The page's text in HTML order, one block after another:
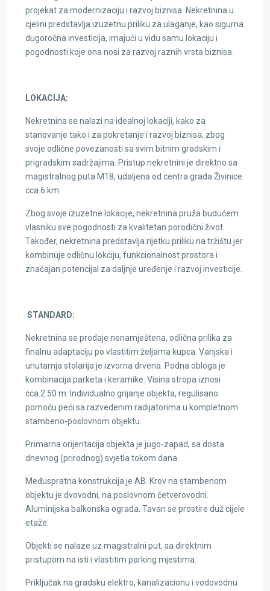
projekat za modernizaciju i razvoj biznisa. Nekretnina u
cjelini predstavlja izuzetnu priliku za ulaganje, kao sigurna
dugoročna investicija, imajući u vidu samu lokaciju i
pogodnosti koje ona nosi za razvoj raznih vrsta biznisa.
LOKACIJA:
Nekretnina se nalazi na idealnoj lokaciji, kako za
stanovanje tako i za pokretanje i razvoj biznisa, zbog
svoje odlične povezanosti sa svim bitnim gradskim i
prigradskim sadržajima. Pristup nekretnini je direktno sa
magistralnog puta M18, udaljena od centra grada Živinice
cca.6 km.
Zbog svoje izuzetne lokacije, nekretnina pruža budućem
vlasniku sve pogodnosti za kvalitetan porodični život.
Također, nekretnina predstavlja rijetku priliku na tržištu jer
kombinuje odličnu lokciju, funkcionalnost prostora i
značajan potencijal za daljnje uređenje i razvoj investicije.
STANDARD:
Nekretnina se prodaje nenamještena, odlična prilika za
finalnu adaptaciju po vlastitim željama kupca. Vanjska i
unutarnja stolarija je izvorna drvena. Podna obloga je
kombinacija parketa i keramike. Visina stropa iznosi
cca.2.50 m. Individualno grijanje objekta, regulisano
pomoću peći sa razvedenim radijatorima u kompletnom
stambeno-poslovnom objektu.
Primarna orijentacija objekta je jugo-zapad, sa dosta
dnevnog (prirodnog) svjetla tokom dana.
Međuspratna konstrukcija je AB. Krov na stambenom
objektu je dvovodni, na poslovnom četverovodni.
Aluminijska balkonska ograda. Tavan se prostire duž cijele
etaže.
Objekti se nalaze uz magistralni put, sa direktnim
pristupom na isti i vlastitim parking mjestima.
Priključak na gradsku elektro, kanalizacionu i vodovodnu